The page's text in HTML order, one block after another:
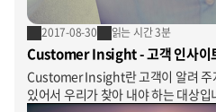
2017-08-30 읽는 시간 3분
Customer Insight - 고
Customer Insight란 고객이 알려 주
있어서 우리가 찾아 내야 하는 대상